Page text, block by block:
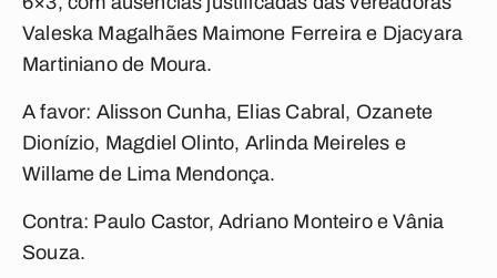
Valeska Magalhães Maimone Ferreira e Djacyara
Martiniano de Moura.
A favor: Alisson Cunha, Elias Cabral, Ozanete
Dionízio, Magdiel Olinto, Arlinda Meireles e
Willame de Lima Mendonça.
Contra: Paulo Castor, Adriano Monteiro e Vânia
Souza.